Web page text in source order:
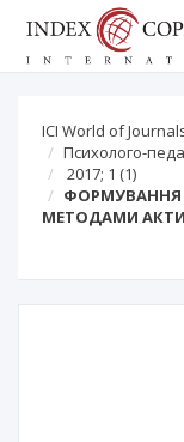
ICI World of
Психолого-
2017; 1 (1)
ФОРМУВАННЯ
МЕТОДАМИ